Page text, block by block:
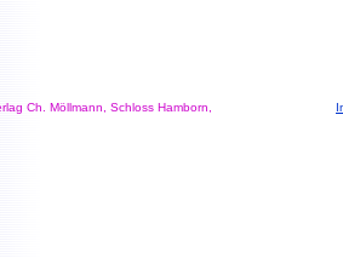
by Verlag Ch. Möllmann, Schloss Hamborn,